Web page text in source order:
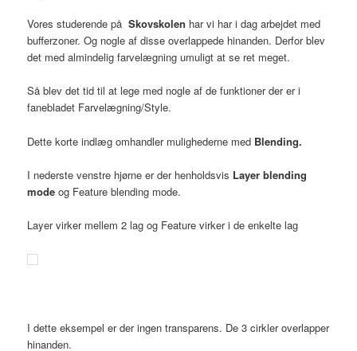
Vores studerende påSkovskolen har vi har i dag arbejdet med
bufferzoner. Og nogle af disse overlappede hinanden. Derfor blev
det med almindelig farvelægning umuligt at se ret meget.
Så blev det tid til at lege med nogle af de funktioner der er i
fanebladet Farvelægning/Style.
Dette korte indlæg omhandler mulighederne med Blending.
I nederste venstre hjørne er der henholdsvis Layer blending
mode og Feature blending mode.
Layer virker mellem 2 lag og Feature virker i de enkelte lag
I dette eksempel er der ingen transparens. De 3 cirkler overlapper
hinanden.